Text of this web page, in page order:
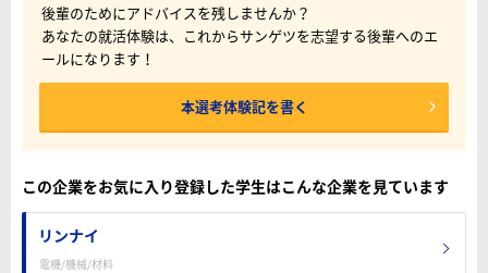
後輩のためにアドバイスを残しませんか？
あなたの就活体験は、これからサンゲツを志望する後輩へのエ
ールになります！
本選考体験記を書く
この企業をお気に入り登録した学生はこんな企業を見ています
リンナイ
電機/機械/材料